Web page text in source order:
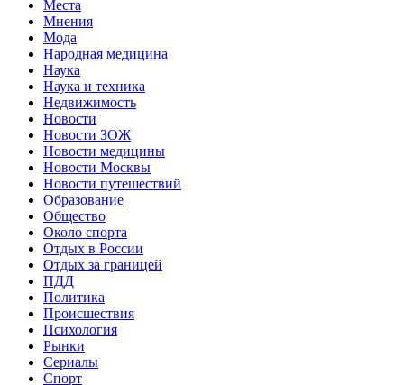
Места
Мнения
Мода
Народная медицина
Наука
Наука и техника
Недвижимость
Новости
Новости ЗОЖ
Новости медицины
Новости Москвы
Новости путешествий
Образование
Общество
Около спорта
Отдых в России
Отдых за границей
ПДД
Политика
Происшествия
Психология
Рынки
Сериалы
Спорт